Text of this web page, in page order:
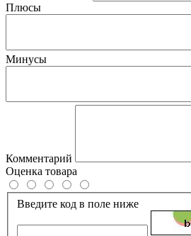
Плюсы
Минусы
Комментарий
Оценка товара
Введите код в поле ниже